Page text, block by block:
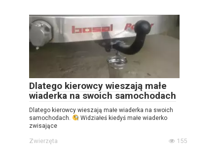
Dlatego kierowcy wieszają małe
wiaderka na swoich samochodach
Dlatego kierowcy wieszają małe wiaderka na swoich
samochodach.
Widziałeś kiedyś małe wiaderko
zwisające
Zwierzęta 155